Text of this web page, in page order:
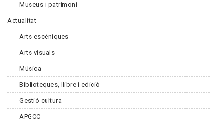
Museus i patrimoni
Actualitat
Arts escèniques
Arts visuals
Música
Biblioteques, llibre i edició
Gestió cultural
APGCC